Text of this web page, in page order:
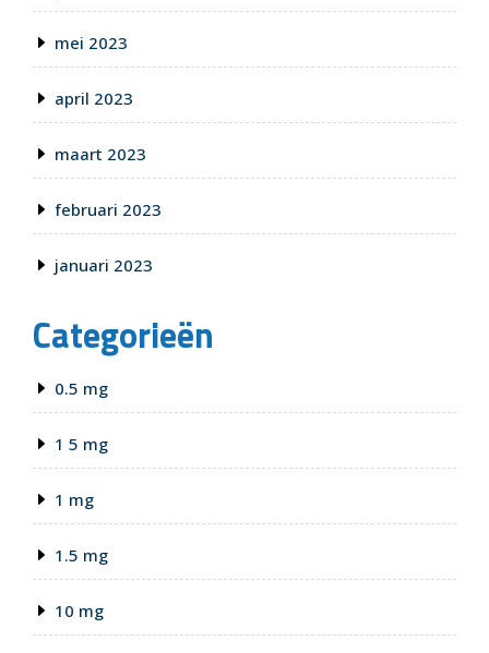
mei 2023
april 2023
maart 2023
februari 2023
januari 2023
Categorieën
0.5 mg
1 5 mg
1 mg
1.5 mg
10 mg